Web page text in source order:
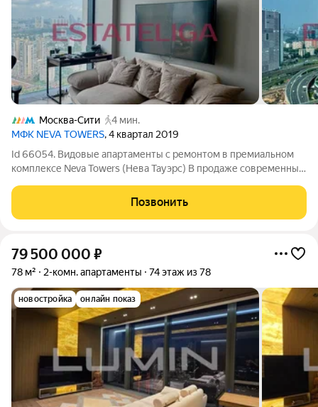
Москва-Сити
4 мин.
МФК NEVA TOWERS, 4 квартал 2019
Id 66054. Видовые апартаменты с ремонтом в премиальном
комплексе Neva Towers (Нева Тауэрс) В продаже современные
Towers в самом центре Москва-Сити. Апартаменты
расположены на 33 этаже. Общая
Позвонить
79 500 000 ₽
78 м² 2-комн. апартаменты 74 этаж из 78
новостройка онлайн показ